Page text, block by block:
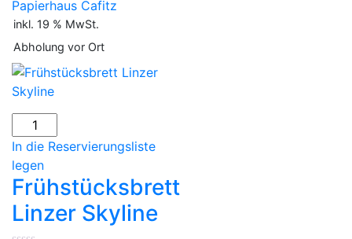
Papierhaus Cafitz
inkl. 19 % MwSt.
Abholung vor Ort
Frühstücksbrett
Linzer
Skyline
Menge
In die Reservierungsliste
legen
Frühstücksbrett
Linzer Skyline